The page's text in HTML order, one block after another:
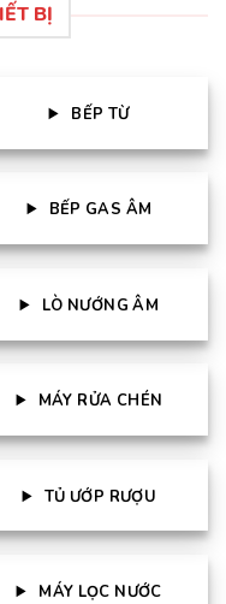
BỊ
BẾP TỪ
BẾP GAS ÂM
LÒ NƯỚNG ÂM
MÁY RỬA CHÉN
TỦ ƯỚP RƯỢU
MÁY LỌC NƯỚC